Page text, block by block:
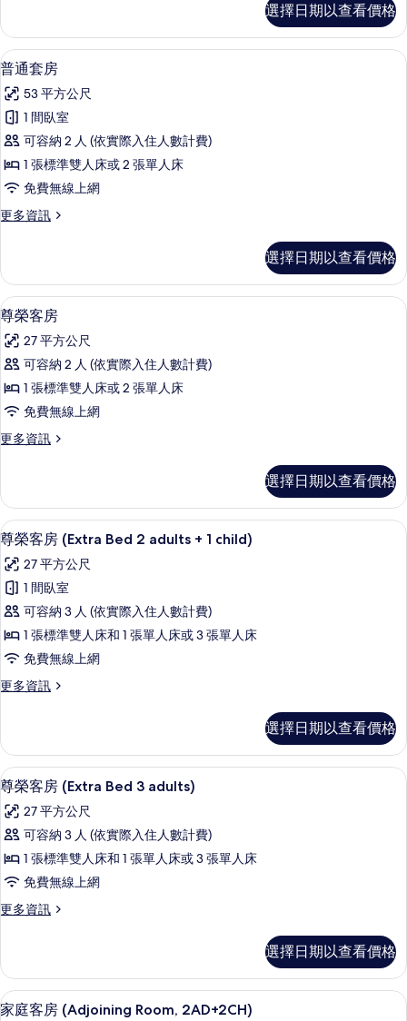
有
相
片
客
房
的
詳
情
選擇日期以查看價格
顯
示
普
通
套
房
的
所
相
片
迷你吧、客房內保險箱、書桌、遮光
6
普通套房
53 平方公尺
1 間臥室
可容納 2 人 (依實際入住人數計費)
1 張標準雙人床或 2 張單人床
免費無線上網
更多資訊
更
套
房
的
詳
情
選擇日期以查看價格
顯
示
尊
榮
客
房
的
有
相
片
迷你吧、客房內保險箱、書桌、遮光
8
尊榮客房
27 平方公尺
可容納 2 人 (依實際入住人數計費)
1 張標準雙人床或 2 張單人床
免費無線上網
更多資訊
更
客
房
的
詳
情
選擇日期以查看價格
顯
示
尊
榮
客
房
(Extra
Bed
+
1
child)
的
所
有
相
片
迷你吧、客房內保險箱、書桌、遮光
8
尊榮客房 (Extra Bed 2 adults + 1 child)
27 平方公尺
1 間臥室
可容納 3 人 (依實際入住人數計費)
1 張標準雙人床和 1 張單人床或 3 張單人床
免費無線上網
更多資訊
更
客
房
(Extra
Bed
2
adults
child)
詳
選擇日期以查看價格
顯
示
尊
榮
客
房
(Extra
adults)
的
迷你吧、客房內保險箱、書桌、遮光
8
尊榮客房 (Extra Bed 3 adults)
27 平方公尺
可容納 3 人 (依實際入住人數計費)
1 張標準雙人床和 1 張單人床或 3 張單人床
免費無線上網
更多資訊
更
客
房
(Extra
選擇日期以查看價格
顯
迷你吧、客房內保險箱、書桌、遮光
8
家庭客房 (Adjoining Room, 2AD+2CH)